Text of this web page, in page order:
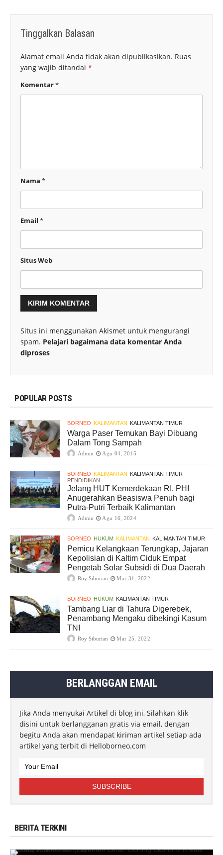
Tinggalkan Balasan
Alamat email Anda tidak akan dipublikasikan. Ruas
yang wajib ditandai *
Komentar*
Nama *
Email *
Situs Web
Situs ini menggunakan Akismet untuk mengurangi
spam. Pelajari bagaimana data komentar Anda
diproses
POPULAR POSTS
BORNEO KALIMANTAN KALIMANTAN TIMUR
Warga Paser Temukan Bayi Dibuang
Dalam Tong Sampah
Admin Agu 04, 2015
BORNEO KALIMANTAN KALIMANTAN TIMUR
PENDIDIKAN
Jelang HUT Kemerdekaan RI, PHI
Anugerahkan Beasiswa Penuh bagi
Putra-Putri Terbaik Kalimantan
Admin Agu 16, 2024
BORNEO HUKUM KALIMANTAN KALIMANTAN TIMUR
Pemicu Kelangkaan Terungkap, Jajaran
Kepolisian di Kaltim Ciduk Empat
Pengetab Solar Subsidi di Dua Daerah
Roy Siburian Mar 31, 2022
BORNEO HUKUM KALIMANTAN TIMUR
Tambang Liar di Tahura Digerebek,
Penambang Mengaku dibekingi Kasum
TNI
Roy Siburian Mar 25, 2022
BERLANGGAN EMAIL
Jika Anda menyukai Artikel di blog ini, Silahkan klik
disini untuk berlangganan gratis via email, dengan
begitu Anda akan mendapat kiriman artikel setiap ada
artikel yang terbit di Helloborneo.com
BERITA TERKINI